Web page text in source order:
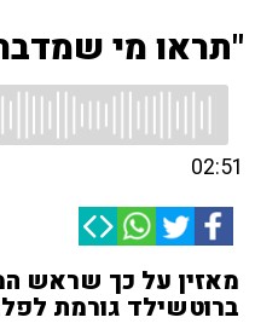
"תראו מי
02:51
מאזין על כך שראש
ברוטשילד גורמת